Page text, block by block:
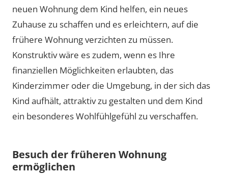
neuen Wohnung dem Kind helfen, ein neues
Zuhause zu schaffen und es erleichtern, auf die
frühere Wohnung verzichten zu müssen.
Konstruktiv wäre es zudem, wenn es Ihre
finanziellen Möglichkeiten erlaubten, das
Kinderzimmer oder die Umgebung, in der sich das
Kind aufhält, attraktiv zu gestalten und dem Kind
ein besonderes Wohlfühlgefühl zu verschaffen.
Besuch der früheren Wohnung
ermöglichen